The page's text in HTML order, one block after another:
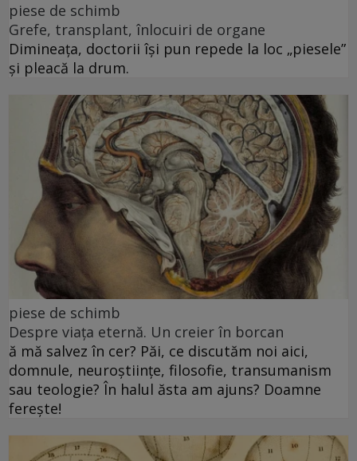
piese de schimb
Grefe, transplant, înlocuiri de organe
Dimineața, doctorii își pun repede la loc „piesele”
și pleacă la drum.
piese de schimb
Despre viața eternă. Un creier în borcan
ă mă salvez în cer? Păi, ce discutăm noi aici,
domnule, neuroștiințe, filosofie, transumanism
sau teologie? În halul ăsta am ajuns? Doamne
ferește!